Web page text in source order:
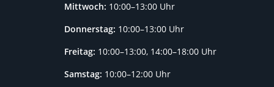
Mittwoch: 10:00–13:00 Uhr
Donnerstag: 10:00–13:00 Uhr
Freitag: 10:00–13:00, 14:00–18:00 Uhr
Samstag: 10:00–12:00 Uhr